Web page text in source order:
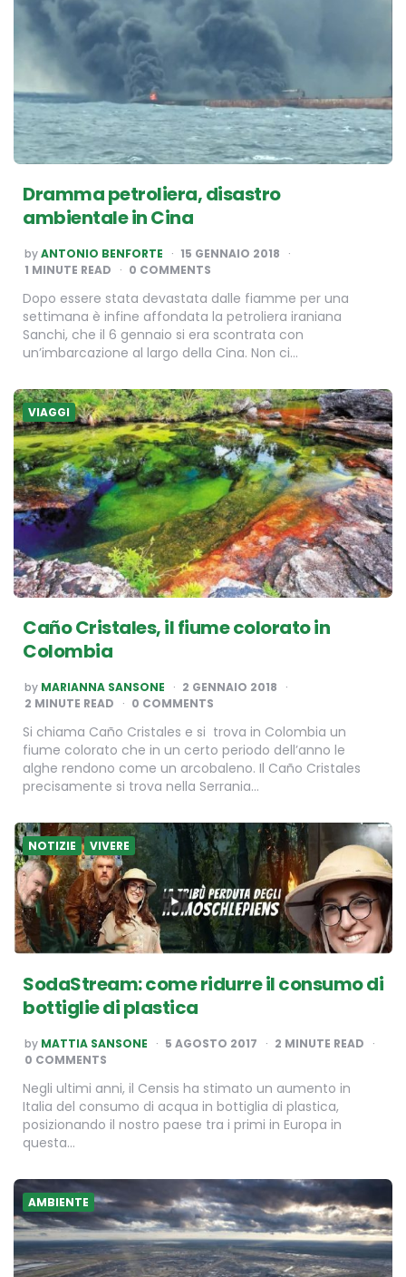
Dramma petroliera, disastro
ambientale in Cina
POSTED
BY
byANTONIO BENFORTE
15 GENNAIO 2018
1 MINUTE READ 0 COMMENTS
Dopo essere stata devastata dalle fiamme per una
settimana è infine affondata la petroliera iraniana
Sanchi, che il 6 gennaio si era scontrata con
un’imbarcazione al largo della Cina. Non ci…
VIAGGI
Caño Cristales, il fiume colorato in
Colombia
POSTED
BY
by MARIANNA SANSONE
2 GENNAIO 2018
2 MINUTE READ 0 COMMENTS
Si chiama Caño Cristales e si trova in Colombia un
fiume colorato che in un certo periodo dell’anno le
alghe rendono come un arcobaleno. Il Caño Cristales
precisamente si trova nella Serrania…
NOTIZIE VIVERE
SodaStream: come ridurre il consumo di
bottiglie di plastica
POSTED
BY
by MATTIA SANSONE 5 AGOSTO 2017 2 MINUTE READ
0 COMMENTS
Negli ultimi anni, il Censis ha stimato un aumento in
Italia del consumo di acqua in bottiglia di plastica,
posizionando il nostro paese tra i primi in Europa in
questa…
AMBIENTE